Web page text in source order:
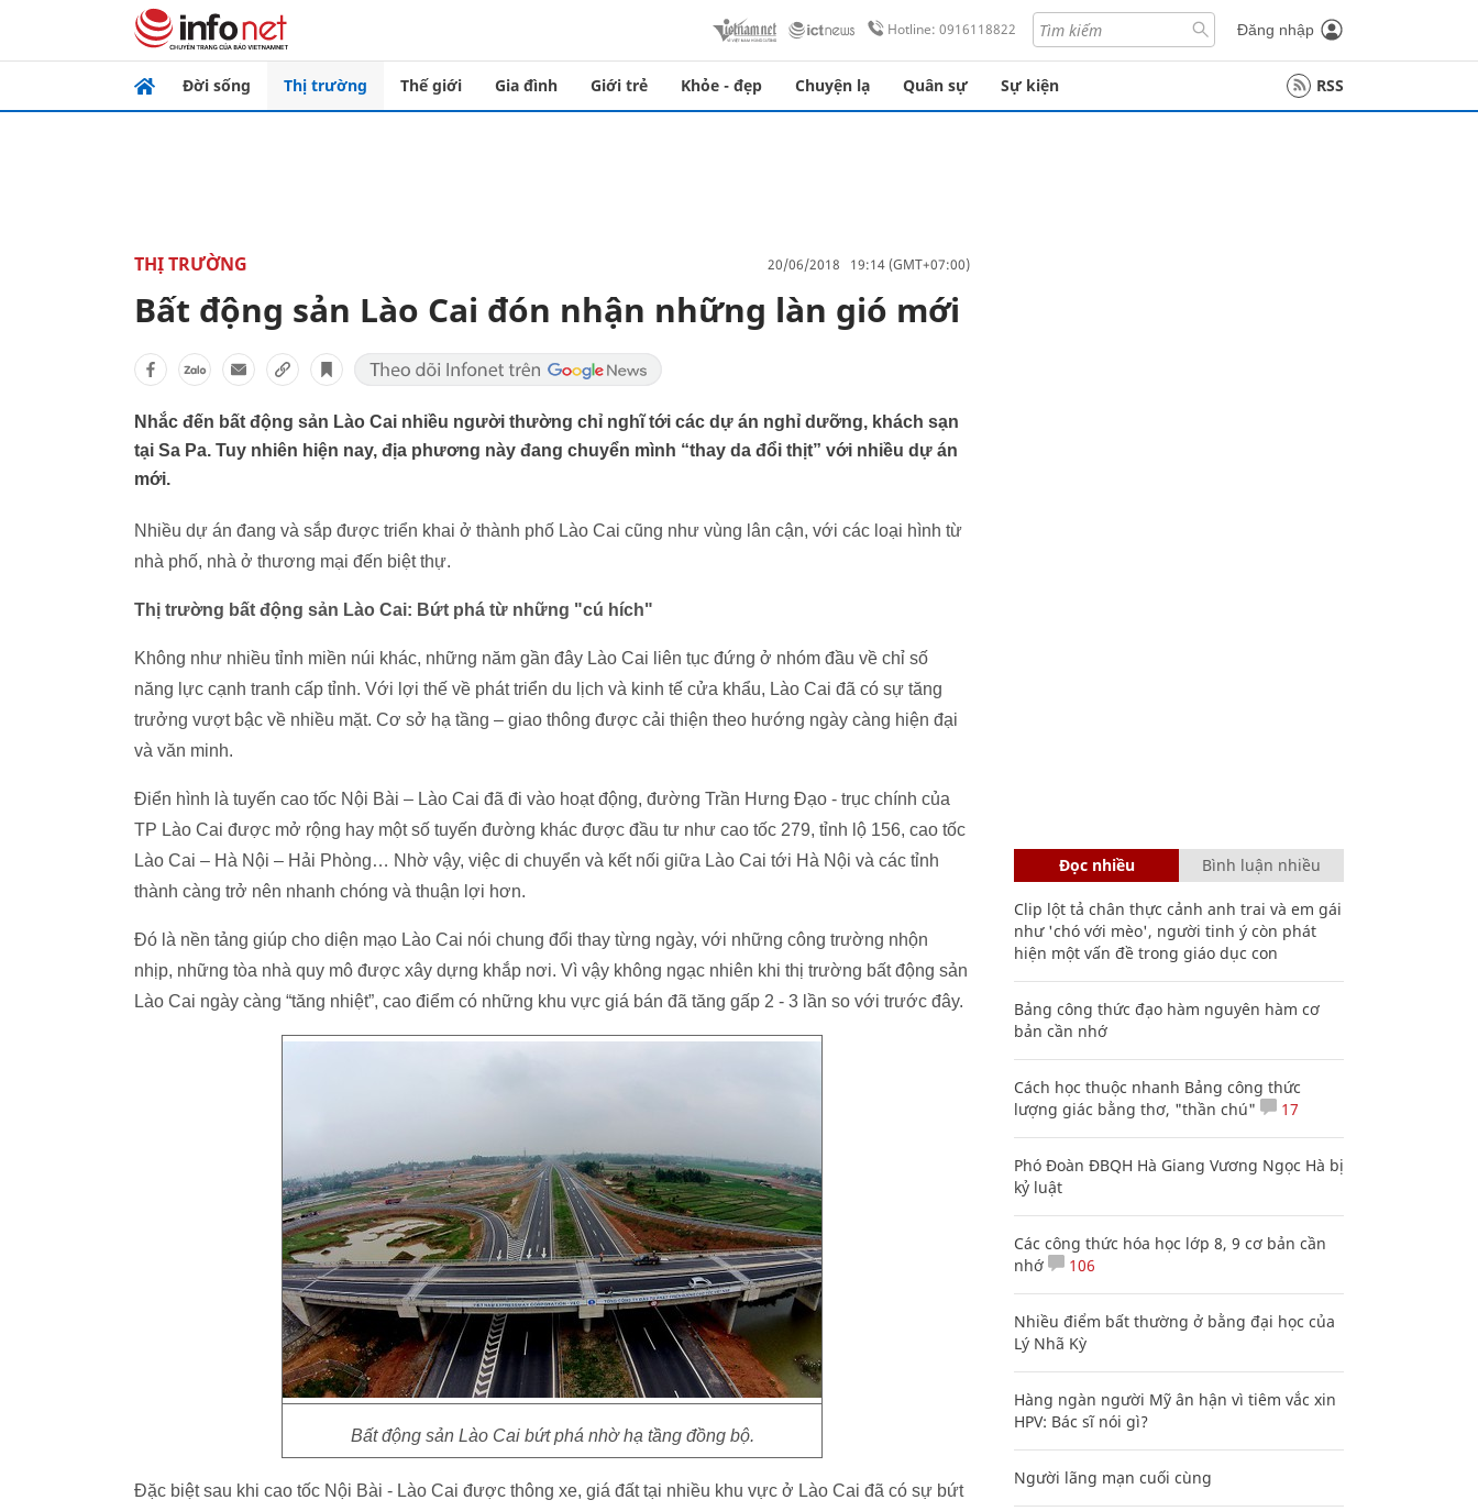
Hotline: 0916118822 Đăng nhập
Đời sống Thị trường Thế giới Gia đình Giới trẻ Khỏe - đẹp Chuyện lạ Quân sự Sự kiện RSS
THỊ TRƯỜNG 20/06/2018 19:14 (GMT+07:00)
Bất động sản Lào Cai đón nhận những làn gió mới
Nhắc đến bất động sản Lào Cai nhiều người thường chỉ nghĩ tới các dự án nghỉ dưỡng, khách sạn
tại Sa Pa. Tuy nhiên hiện nay, địa phương này đang chuyển mình “thay da đổi thịt” với nhiều dự án
mới.
Nhiều dự án đang và sắp được triển khai ở thành phố Lào Cai cũng như vùng lân cận, với các loại hình từ
nhà phố, nhà ở thương mại đến biệt thự.
Thị trường bất động sản Lào Cai: Bứt phá từ những "cú hích"
Không như nhiều tỉnh miền núi khác, những năm gần đây Lào Cai liên tục đứng ở nhóm đầu về chỉ số
năng lực cạnh tranh cấp tỉnh. Với lợi thế về phát triển du lịch và kinh tế cửa khẩu, Lào Cai đã có sự tăng
trưởng vượt bậc về nhiều mặt. Cơ sở hạ tầng – giao thông được cải thiện theo hướng ngày càng hiện đại
và văn minh.
Điển hình là tuyến cao tốc Nội Bài – Lào Cai đã đi vào hoạt động, đường Trần Hưng Đạo - trục chính của
TP Lào Cai được mở rộng hay một số tuyến đường khác được đầu tư như cao tốc 279, tỉnh lộ 156, cao tốc
Lào Cai – Hà Nội – Hải Phòng… Nhờ vậy, việc di chuyển và kết nối giữa Lào Cai tới Hà Nội và các tỉnh
thành càng trở nên nhanh chóng và thuận lợi hơn.
Đó là nền tảng giúp cho diện mạo Lào Cai nói chung đổi thay từng ngày, với những công trường nhộn
nhịp, những tòa nhà quy mô được xây dựng khắp nơi. Vì vậy không ngạc nhiên khi thị trường bất động sản
Lào Cai ngày càng “tăng nhiệt”, cao điểm có những khu vực giá bán đã tăng gấp 2 - 3 lần so với trước đây.
Bất động sản Lào Cai bứt phá nhờ hạ tầng đồng bộ.
Đặc biệt sau khi cao tốc Nội Bài - Lào Cai được thông xe, giá đất tại nhiều khu vực ở Lào Cai đã có sự bứt
Đọc nhiều Bình luận nhiều
Clip lột tả chân thực cảnh anh trai và em gái
như 'chó với mèo', người tinh ý còn phát
hiện một vấn đề trong giáo dục con
Bảng công thức đạo hàm nguyên hàm cơ
bản cần nhớ
Cách học thuộc nhanh Bảng công thức
lượng giác bằng thơ, "thần chú"
17
Phó Đoàn ĐBQH Hà Giang Vương Ngọc Hà bị
kỷ luật
Các công thức hóa học lớp 8, 9 cơ bản cần
nhớ
106
Nhiều điểm bất thường ở bằng đại học của
Lý Nhã Kỳ
Hàng ngàn người Mỹ ân hận vì tiêm vắc xin
HPV: Bác sĩ nói gì?
Người lãng mạn cuối cùng